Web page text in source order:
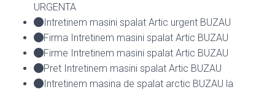
URGENTA
Intretinem masini spalat Artic urgent BUZAU
Firma Intretinem masini spalat Artic BUZAU
Firme Intretinem masini spalat Artic BUZAU
Pret Intretinem masini spalat Artic BUZAU
Intretinem masina de spalat arctic BUZAU la